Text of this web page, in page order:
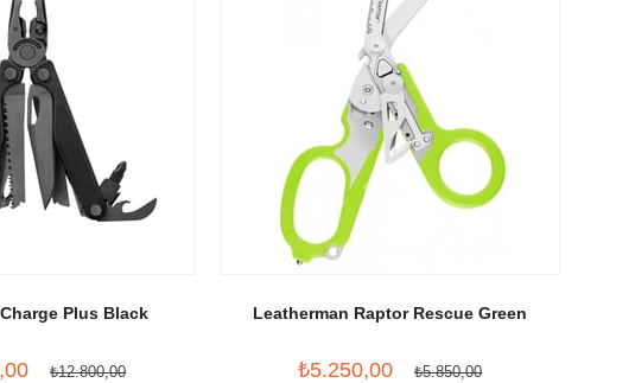
Plus Black
₺12.800,00
Leatherman Raptor Rescue Green
₺5.250,00 ₺5.850,00